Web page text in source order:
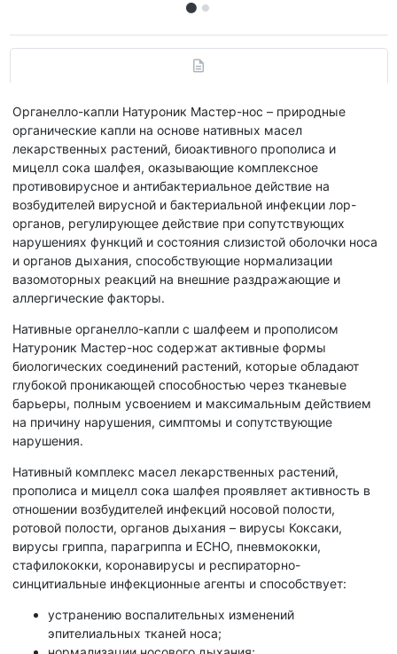
Органелло-капли Натуроник Мастер-нос – природные
органические капли на основе нативных масел
лекарственных растений, биоактивного прополиса и
мицелл сока шалфея, оказывающие комплексное
противовирусное и антибактериальное действие на
возбудителей вирусной и бактериальной инфекции лор-
органов, регулирующее действие при сопутствующих
нарушениях функций и состояния слизистой оболочки носа
и органов дыхания, способствующие нормализации
вазомоторных реакций на внешние раздражающие и
аллергические факторы.
Нативные органелло-капли с шалфеем и прополисом
Натуроник Мастер-нос содержат активные формы
биологических соединений растений, которые обладают
глубокой проникающей способностью через тканевые
барьеры, полным усвоением и максимальным действием
на причину нарушения, симптомы и сопутствующие
нарушения.
Нативный комплекс масел лекарственных растений,
прополиса и мицелл сока шалфея проявляет активность в
отношении возбудителей инфекций носовой полости,
ротовой полости, органов дыхания – вирусы Коксаки,
вирусы гриппа, парагриппа и ЕСНО, пневмококки,
стафилококки, коронавирусы и респираторно-
синцитиальные инфекционные агенты и способствует:
устранению воспалительных изменений
эпителиальных тканей носа;